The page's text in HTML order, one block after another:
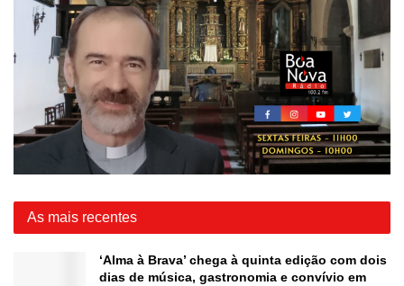
As mais recentes
‘Alma à Brava’ chega à quinta edição com dois
dias de música, gastronomia e convívio em